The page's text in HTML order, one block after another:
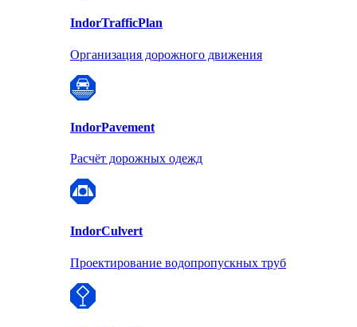
IndorTrafficPlan
Организация дорожного движения
IndorPavement
Расчёт дорожных одежд
IndorCulvert
Проектирование водопропускных труб